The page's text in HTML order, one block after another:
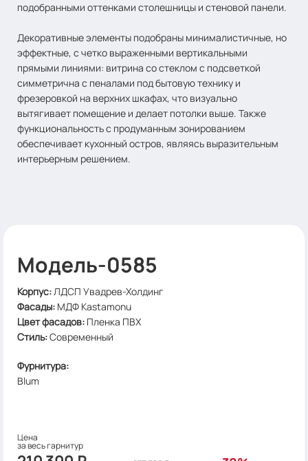
подобранными оттенками столешницы и стеновой панели.
Декоративные элементы подобраны минималистичные, но
эффектные, с четко выраженными вертикальными
прямыми линиями: витрина со стеклом с подсветкой
симметрична с пеналами под бытовую технику и
фрезеровкой на верхних шкафах, что визуально
вытягивает помещение и делает потолки выше. Также
функциональность с продуманным зонированием
обеспечивает кухонный остров, являясь выразительным
интерьерным решением.
Модель-0585
Корпус:ЛДСП Увадрев-Холдинг
Фасады: МДФ Kastamonu
Цвет фасадов: Пленка ПВХ
Стиль:Современный
Фурнитура:
Blum
Цена
за весь га​​​​рнитур